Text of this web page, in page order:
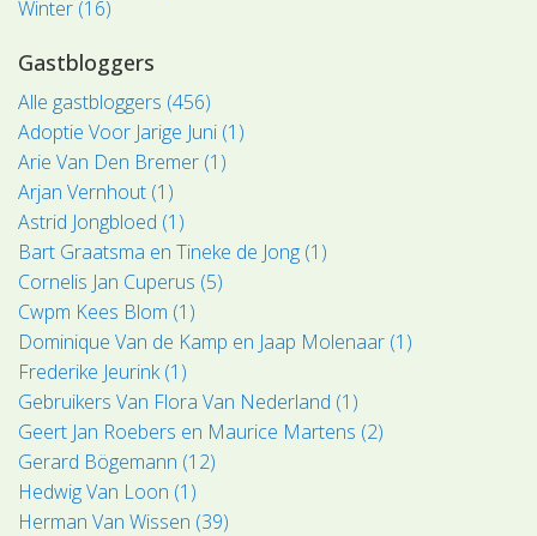
Winter (16)
Gastbloggers
Alle gastbloggers (456)
Adoptie Voor Jarige Juni (1)
Arie Van Den Bremer (1)
Arjan Vernhout (1)
Astrid Jongbloed (1)
Bart Graatsma en Tineke de Jong (1)
Cornelis Jan Cuperus (5)
Cwpm Kees Blom (1)
Dominique Van de Kamp en Jaap Molenaar (1)
Frederike Jeurink (1)
Gebruikers Van Flora Van Nederland (1)
Geert Jan Roebers en Maurice Martens (2)
Gerard Bögemann (12)
Hedwig Van Loon (1)
Herman Van Wissen (39)